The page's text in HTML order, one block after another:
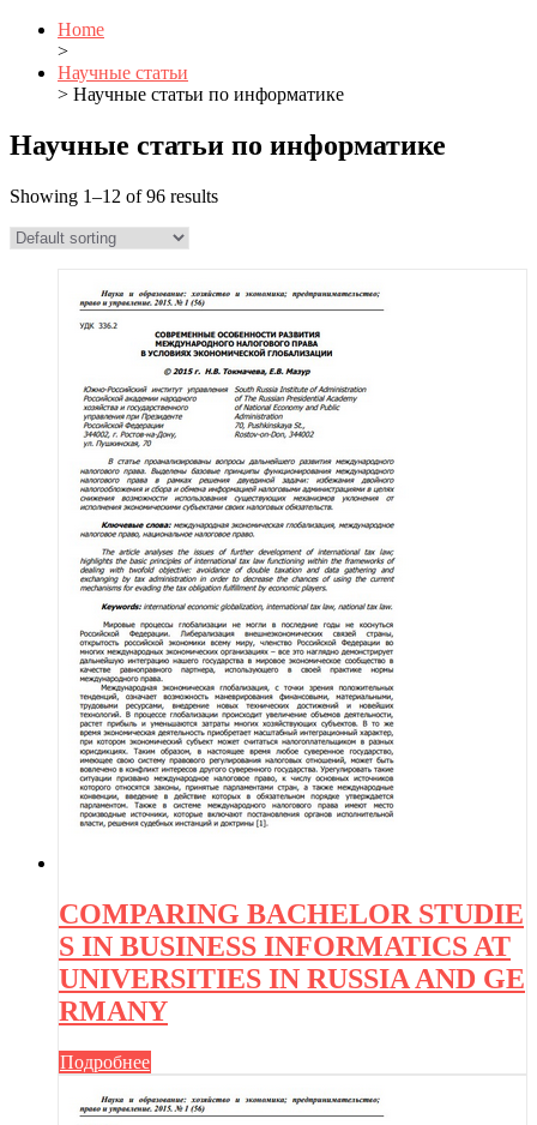
Home
>
Научные статьи
> Научные статьи по информатике
Научные статьи по информатике
Showing 1–12 of 96 results
COMPARING BACHELOR STUDIE
S IN BUSINESS INFORMATICS AT
UNIVERSITIES IN RUSSIA AND GE
RMANY
Подробнее